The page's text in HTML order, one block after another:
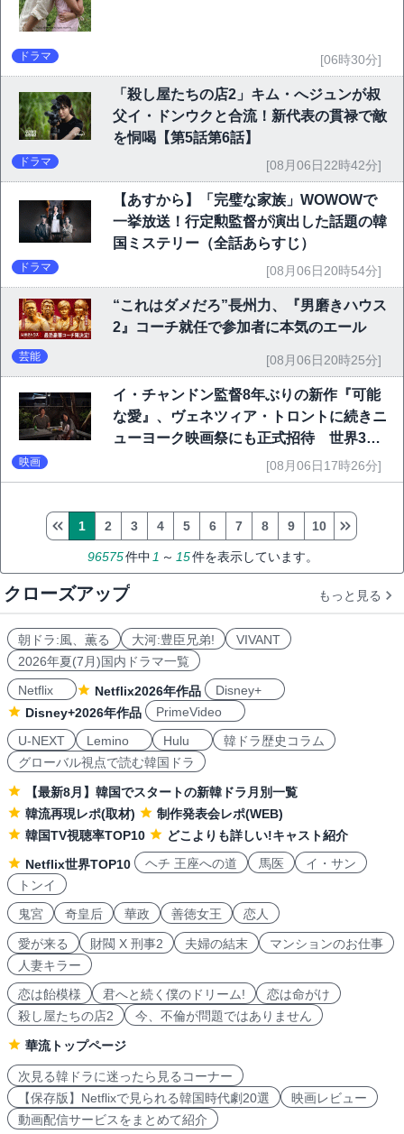
ドラマ [06時30分]
「殺し屋たちの店2」キム・へジュンが叔
父イ・ドンウクと合流！新代表の貫禄で敵
を恫喝【第5話第6話】
ドラマ [08月06日22時42分]
【あすから】「完璧な家族」WOWOWで
一挙放送！行定勲監督が演出した話題の韓
国ミステリー（全話あらすじ）
ドラマ [08月06日20時54分]
“これはダメだろ”長州力、『男磨きハウス
2』コーチ就任で参加者に本気のエール
芸能 [08月06日20時25分]
イ・チャンドン監督8年ぶりの新作『可能
な愛』、ヴェネツィア・トロントに続きニ
ューヨーク映画祭にも正式招待 世界3大
映画祭で快挙｜Netflix映画
映画 [08月06日17時26分]
96575件中 1 ～ 15件を表示しています。
1 2 3 4 5 6 7 8 9 10
クローズアップ もっと見る
朝ドラ:風、薫る 大河:豊臣兄弟!
VIVANT
2026年夏(7月)国内ドラマ一覧
Netflix
Netflix2026年作品
Disney+
Disney+2026年作品
PrimeVideo
U-NEXT
Lemino Hulu
韓ドラ歴史コラム
グローバル視点で読む韓国ドラ
【最新8月】韓国でスタートの新韓ドラ月別一覧
韓流再現レポ(取材)
制作発表会レポ(WEB)
韓国TV視聴率TOP10
どこよりも詳しい!キャスト紹介
Netflix世界TOP10
ヘチ 王座への道 馬医
イ・サン
トンイ
鬼宮
奇皇后 華政 善徳女王 恋人
愛が来る 財閥 X 刑事2 夫婦の結末
マンションのお仕事
人妻キラー
恋は飴模様
君へと続く僕のドリーム!
恋は命がけ
殺し屋たちの店2
今、不倫が問題ではありません
華流トップページ
次見る韓ドラに迷ったら見るコーナー
【保存版】Netflixで見られる韓国時代劇20選
映画レビュー
動画配信サービスをまとめて紹介